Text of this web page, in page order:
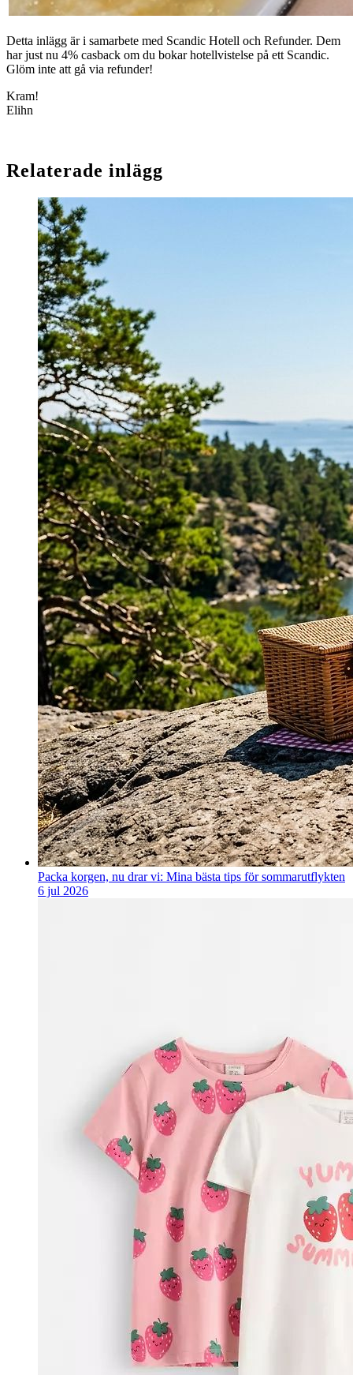
Detta inlägg är i samarbete med Scandic Hotell och Refunder. Dem
har just nu 4% casback om du bokar hotellvistelse på ett Scandic.
Glöm inte att gå via refunder!
Kram!
Elihn
Relaterade inlägg
Packa korgen, nu drar vi: Mina bästa tips för sommarutflykten
6 jul 2026